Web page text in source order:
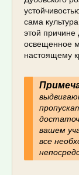
сама
этой
освещенное
настоящему
вашем
все